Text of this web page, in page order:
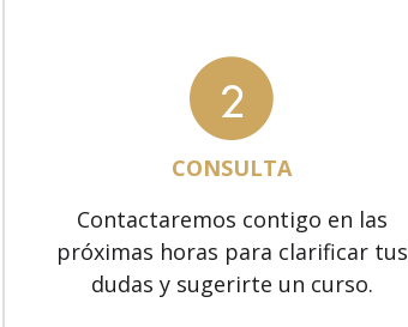
2
CONSULTA
Contactaremos contigo en las
próximas horas para clarificar tus
dudas y sugerirte un curso.